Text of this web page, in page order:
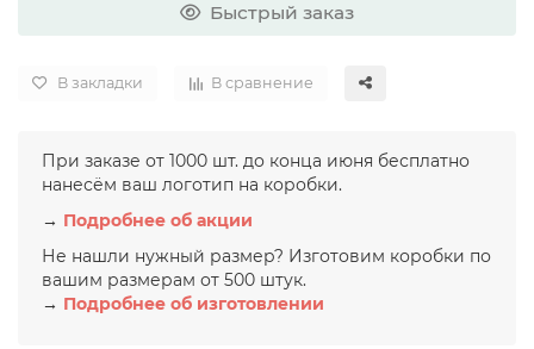
Быстрый заказ
В закладки В сравнение
При заказе от 1000 шт. до конца июня бесплатно
нанесём ваш логотип на коробки.
→ Подробнее об акции
Не нашли нужный размер? Изготовим коробки по
вашим размерам от 500 штук.
→ Подробнее об изготовлении